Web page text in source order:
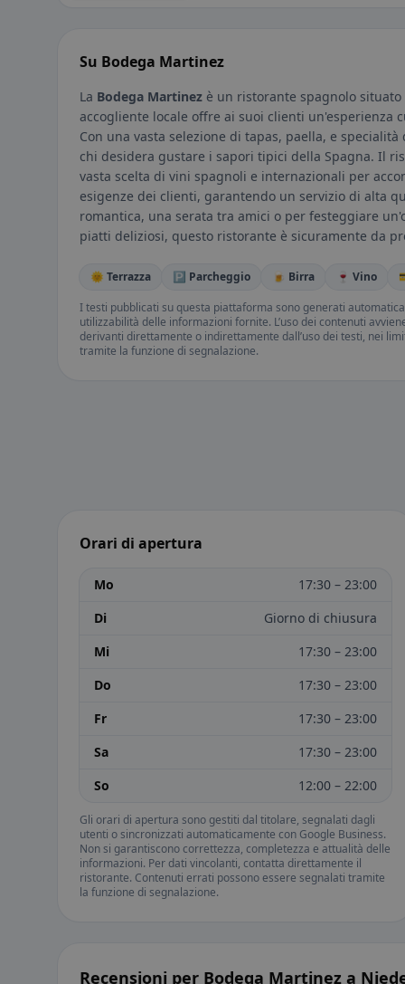
Su Bodega Martinez
La Bodega Martinez è un ristorante spagnolo
accogliente locale offre ai suoi clienti un'esperienza
Con una vasta selezione di tapas, paella, e specialità
chi desidera gustare i sapori tipici della Spagna. Il
vasta scelta di vini spagnoli e internazionali per
esigenze dei clienti, garantendo un servizio di alta
romantica, una serata tra amici o per festeggiare
piatti deliziosi, questo ristorante è sicuramente da
🌞 Terrazza 🅿️ Parcheggio 🍺 Birra 🍷 Vino
I testi pubblicati su questa piattaforma sono generati
utilizzabilità delle informazioni fornite. L’uso dei contenuti
derivanti direttamente o indirettamente dall’uso dei testi, nei
tramite la funzione di segnalazione.
Orari di apertura
Mo
17:30 – 23:00
Di
Giorno di chiusura
Mi
17:30 – 23:00
Do
17:30 – 23:00
Fr
17:30 – 23:00
Sa
17:30 – 23:00
So
12:00 – 22:00
Gli orari di apertura sono gestiti dal titolare, segnalati dagli
utenti o sincronizzati automaticamente con Google Business.
Non si garantiscono correttezza, completezza e attualità delle
informazioni. Per dati vincolanti, contatta direttamente il
ristorante. Contenuti errati possono essere segnalati tramite
la funzione di segnalazione.
Recensioni per Bodega Martinez a